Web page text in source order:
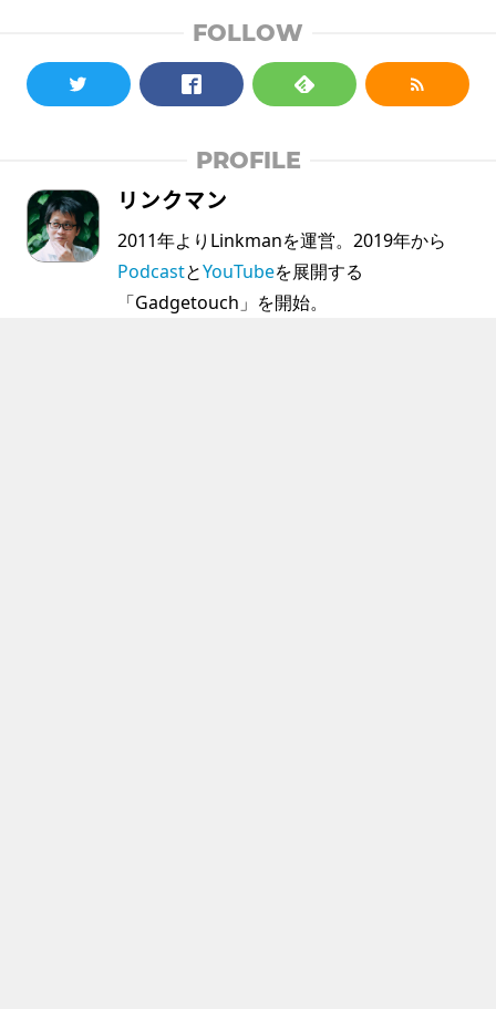
FOLLOW
PROFILE
リンクマン
2011年よりLinkmanを運営。2019年から
PodcastとYouTubeを展開する
「Gadgetouch」を開始。